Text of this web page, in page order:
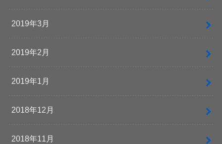
2019年3月
2019年2月
2019年1月
2018年12月
2018年11月